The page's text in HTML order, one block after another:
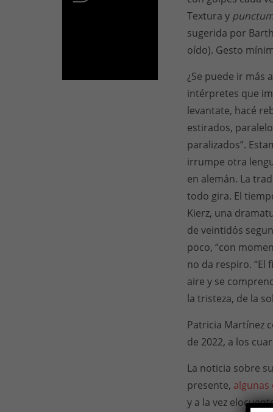
Textura y
sugerida por
oído). Gesto
¿Se puede ir más
intérpretes que
levantate, hacé
estirados,
paralizados”.
irrumpe otra
en alemán. La
todo gira. El
Kierz, una
de veintidós
poco, “con
no da respiro. “El
aire y se
la tristeza, de la
Patricia Martínez
de 2022, a los
La noticia sobre
presente, algunas
y a la vez